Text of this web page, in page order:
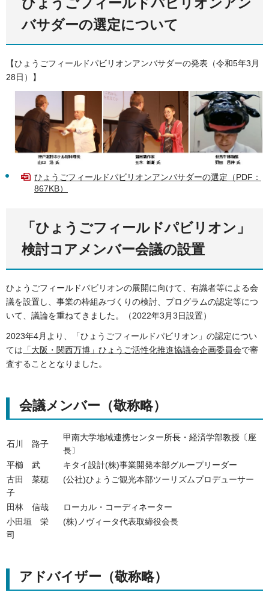
ひょうごフィールドパビリオンアン
バサダーの選定について
【ひょうごフィールドパビリオンアンバサダーの発表（令和5年3月
28日）】
ひょうごフィールドパビリオンアンバサダーの選定（PDF：
867KB）
「ひょうごフィールドパビリオン」
検討コアメンバー会議の設置
ひょうごフィールドパビリオンの展開に向けて、有識者等による会
議を設置し、事業の枠組みづくりの検討、プログラムの認定等につ
いて、議論を重ねてきました。（2022年3月3日設置）
2023年4月より、「ひょうごフィールドパビリオン」の認定につい
ては 「大阪・関西万博」ひょうご活性化推進協議会企画委員会で審
査することとなりました。
会議メンバー（敬称略）
石川 路子
甲南大学地域連携センター所長・経済学部教授〔座
長〕
平櫛 武
キタイ設計(株)事業開発本部グループリーダー
古田 菜穂
子
(公社)ひょうご観光本部ツーリズムプロデューサー
田林 信哉
ローカル・コーディネーター
小田垣 栄
司
(株)ノヴィータ代表取締役会長
アドバイザー（敬称略）